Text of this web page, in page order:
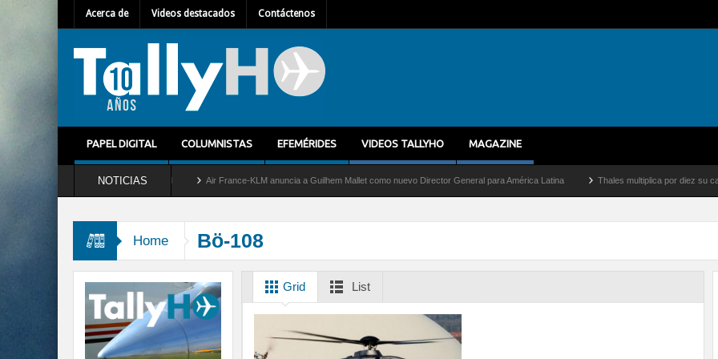
Acerca de Videos destacados Contáctenos
PAPEL DIGITAL COLUMNISTAS EFEMÉRIDES VIDEOS TALLYHO MAGAZINE
NOTICIAS
del servicio al C-2 Greyhound Air France-KLM anuncia a Guilhem Mallet como nuevo Director General para América Latina Thales multiplica por diez su
Home Bö-108
Grid List